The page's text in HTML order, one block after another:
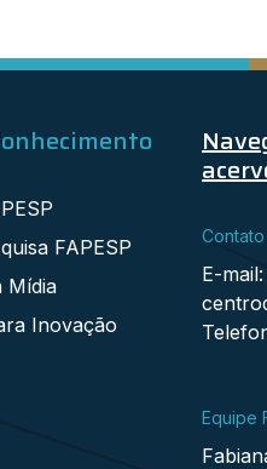
FAPESP
Mídia
Inovação
Contato
E-mail:
Equipe